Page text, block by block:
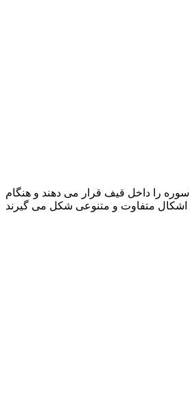
را داخل قیف قرار می دهند و هنگام